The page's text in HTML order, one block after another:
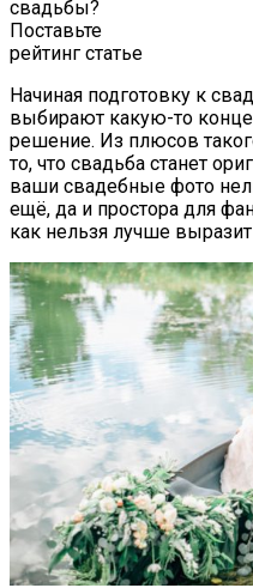
свадьбы?
Поставьте
рейтинг статье
Начиная подготовку к
выбирают какую-то
решение. Из плюсов
то, что свадьба станет
ваши свадебные фото
ещё, да и простора для
как нельзя лучше